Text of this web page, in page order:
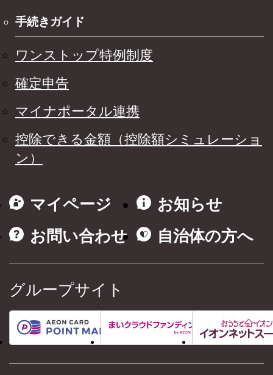
手続きガイド
ワンストップ特例制度
確定申告
マイナポータル連携
控除できる金額（控除額シミュレーショ
ン）
マイページ
お知らせ
お問い合わせ
自治体の方へ
グループサイト